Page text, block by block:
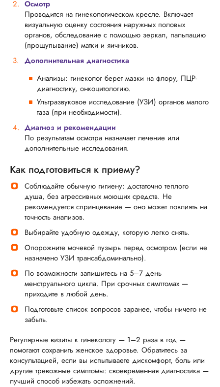
Осмотр
Проводится на гинекологическом кресле. Включает
визуальную оценку состояния наружных половых
органов, обследование с помощью зеркал, пальпацию
(прощупывание) матки и яичников.
Дополнительная диагностика
Анализы: гинеколог берет мазки на флору, ПЦР-
диагностику, онкоцитологию.
Ультразвуковое исследование (УЗИ) органов малого
таза (при необходимости).
Диагноз и рекомендации
По результатам осмотра назначает лечение или
дополнительные исследования.
Как подготовиться к приему?
Соблюдайте обычную гигиену: достаточно теплого
душа, без агрессивных моющих средств. Не
рекомендуется спринцевание — оно может повлиять на
точность анализов.
Выбирайте удобную одежду, которую легко снять.
Опорожните мочевой пузырь перед осмотром (если не
назначено УЗИ трансабдоминально).
По возможности запишитесь на 5–7 день
менструального цикла. При срочных симптомах —
приходите в любой день.
Подготовьте список вопросов заранее, чтобы ничего не
забыть.
Регулярные визиты к гинекологу — 1–2 раза в год —
помогают сохранить женское здоровье. Обратитесь за
консультацией, если вы испытываете дискомфорт, боль или
другие тревожные симптомы: своевременная диагностика —
лучший способ избежать осложнений.